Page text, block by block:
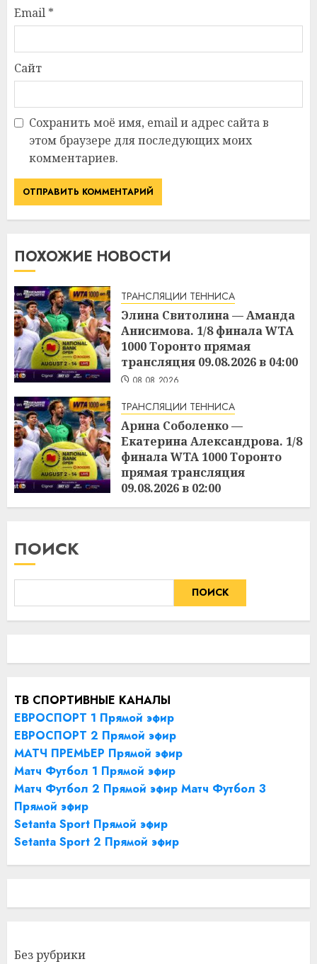
Email *
Сайт
Сохранить моё имя, email и адрес сайта в
этом браузере для последующих моих
комментариев.
ПОХОЖИЕ НОВОСТИ
ТРАНСЛЯЦИИ ТЕННИСА
Элина Свитолина — Аманда
Анисимова. 1/8 финала WTA
1000 Торонто прямая
трансляция 09.08.2026 в 04:00
08.08.2026
ТРАНСЛЯЦИИ ТЕННИСА
Арина Соболенко —
Екатерина Александрова. 1/8
финала WTA 1000 Торонто
прямая трансляция
09.08.2026 в 02:00
08.08.2026
ПОИСК
ПОИСК
ТВ СПОРТИВНЫЕ КАНАЛЫ
ЕВРОСПОРТ 1 Прямой эфир
ЕВРОСПОРТ 2 Прямой эфир
МАТЧ ПРЕМЬЕР Прямой эфир
Матч Футбол 1 Прямой эфир
Матч Футбол 2 Прямой эфир Матч Футбол 3
Прямой эфир
Setanta Sport Прямой эфир
Setanta Sport 2 Прямой эфир
Без рубрики